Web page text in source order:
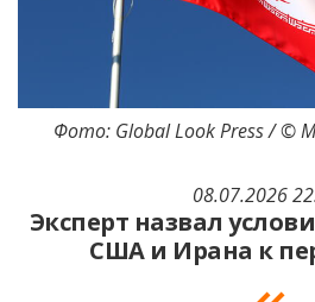
08.07.2026
Эксперт назвал
США и Ирана к
Фото: Global Look Press / ©